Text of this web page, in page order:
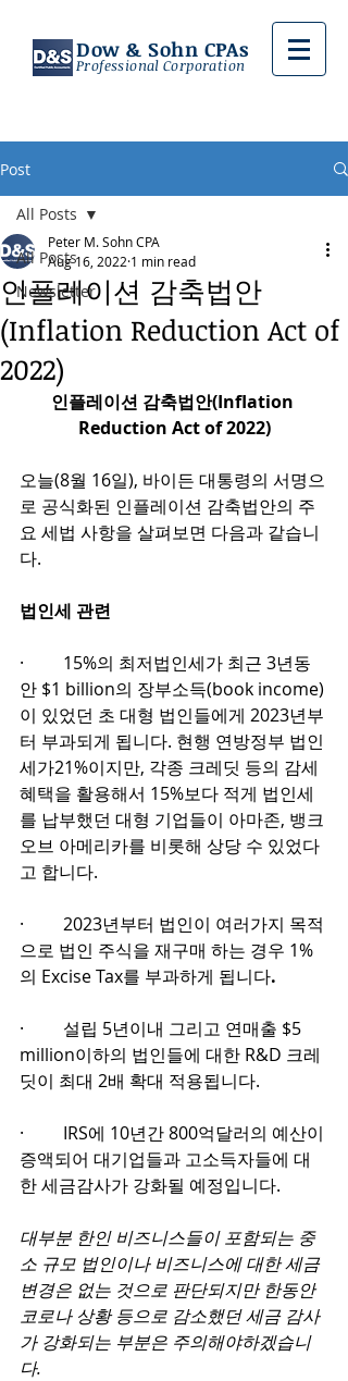
Dow & Sohn CPAs
Professional Corporation
Post
All Posts
Newsletter
All Posts
인플레이션 감축법안
(Inflation Reduction Act of
2022)
Peter M. Sohn CPA
Aug 16, 2022 1 min read
인플레이션 감축법안(Inflation
Reduction Act of 2022)
오늘(8월 16일), 바이든 대통령의 서명으
로 공식화된 인플레이션 감축법안의 주
요 세법 사항을 살펴보면 다음과 같습니
다.
법인세 관련
·         15%의 최저법인세가 최근 3년동
안 $1 billion의 장부소득(book income)
이 있었던 초 대형 법인들에게 2023년부
터 부과되게 됩니다. 현행 연방정부 법인
세가21%이지만, 각종 크레딧 등의 감세
혜택을 활용해서 15%보다 적게 법인세
를 납부했던 대형 기업들이 아마존, 뱅크
오브 아메리카를 비롯해 상당 수 있었다
고 합니다.
·         2023년부터 법인이 여러가지 목적
으로 법인 주식을 재구매 하는 경우 1%
의 Excise Tax를 부과하게 됩니다.
·         설립 5년이내 그리고 연매출 $5
million이하의 법인들에 대한 R&D 크레
딧이 최대 2배 확대 적용됩니다.
·         IRS에 10년간 800억달러의 예산이
증액되어 대기업들과 고소득자들에 대
한 세금감사가 강화될 예정입니다.
대부분 한인 비즈니스들이 포함되는 중
소 규모 법인이나 비즈니스에 대한 세금
변경은 없는 것으로 판단되지만 한동안
코로나 상황 등으로 감소했던 세금 감사
가 강화되는 부분은 주의해야하겠습니
다.